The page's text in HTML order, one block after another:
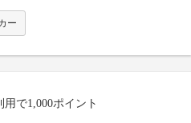
ー
で1,000ポイント